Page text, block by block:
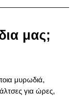
μας;
μυρωδιά,
για ώρες,